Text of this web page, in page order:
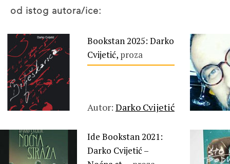
od istog autora/ice:
Bookstan 2025: Darko
Cvijetić, proza
Autor: Darko Cvijetić
Ide Bookstan 2021:
Darko Cvijetić –